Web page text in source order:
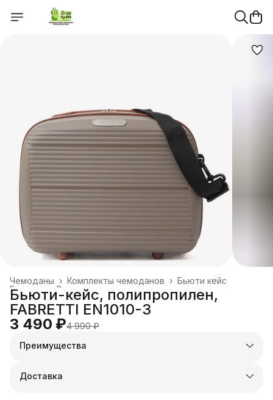
Бьюти кейс
Комплекты чемоданов ›
Чемоданы ›
Все товары
Главная
Бьюти-кейс, полипропилен,
FABRETTI EN1010-3
3 490 ₽4 990 ₽
Преимущества
Оплата частями в Сплит
Удобный возврат
Доставка